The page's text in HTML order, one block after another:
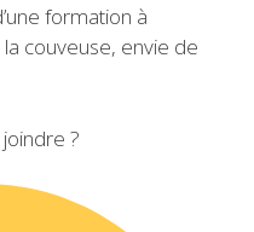
formation à
couveuse, envie de
?